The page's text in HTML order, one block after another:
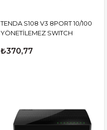
TENDA S108 V3 8PORT 10/100
YÖNETİLEMEZ SWITCH
₺370,77